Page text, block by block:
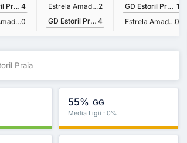
GD Estoril Praia 4
Estrela Amadora0
Estrela Amadora 2
GD Estoril Praia 4
GD Estoril Praia 1
Estrela Amadora0
Praia
55% GG
Media Ligii : 0%